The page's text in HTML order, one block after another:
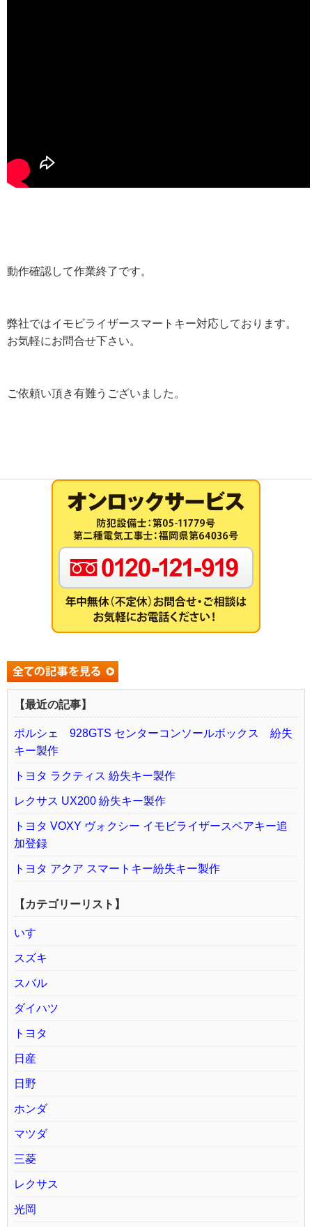
動作確認して作業終了です。
弊社ではイモビライザースマートキー対応しております。
お気軽にお問合せ下さい。
ご依頼い頂き有難うございました。
【最近の記事】
ポルシェ 928GTS センターコンソールボックス 紛失
キー製作
トヨタ ラクティス 紛失キー製作
レクサス UX200 紛失キー製作
トヨタ VOXY ヴォクシー イモビライザースペアキー追
加登録
トヨタ アクア スマートキー紛失キー製作
【カテゴリーリスト】
いすゞ
スズキ
スバル
ダイハツ
トヨタ
日産
日野
ホンダ
マツダ
三菱
レクサス
光岡